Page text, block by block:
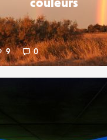
9 0